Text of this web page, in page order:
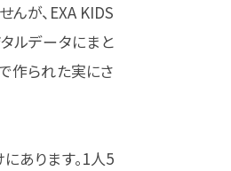
んが、EXA KIDS
ルデータにまと
作られた実にさ
あります。1人5